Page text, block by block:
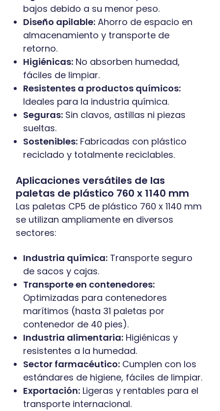
bajos debido a su menor peso.
Diseño apilable: Ahorro de espacio en
almacenamiento y transporte de
retorno.
Higiénicas: No absorben humedad,
fáciles de limpiar.
Resistentes a productos químicos:
Ideales para la industria química.
Seguras: Sin clavos, astillas ni piezas
sueltas.
Sostenibles: Fabricadas con plástico
reciclado y totalmente reciclables.
Aplicaciones versátiles de las
paletas de plástico 760 x 1140 mm
Las paletas CP5 de plástico 760 x 1140 mm
se utilizan ampliamente en diversos
sectores:
Industria química: Transporte seguro
de sacos y cajas.
Transporte en contenedores:
Optimizadas para contenedores
marítimos (hasta 31 paletas por
contenedor de 40 pies).
Industria alimentaria: Higiénicas y
resistentes a la humedad.
Sector farmacéutico: Cumplen con los
estándares de higiene, fáciles de limpiar.
Exportación: Ligeras y rentables para el
transporte internacional.